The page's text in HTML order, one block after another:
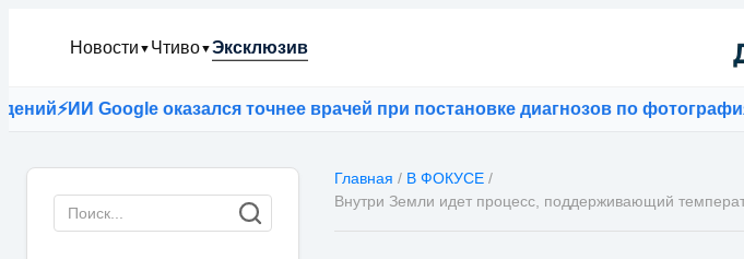
Новости ▼ Чтиво▼Эксклюзив
Google оказался точнее врачей при постановке диагнозов по фотографиям⚡
Главная / В ФОКУСЕ /
Внутри Земли идет процесс, поддерживающий